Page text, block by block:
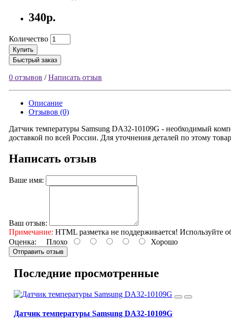
340р.
Количество
Купить
Быстрый заказ
0 отзывов /Написать отзыв
Описание
Отзывов (0)
Датчик температуры Samsung DA32-10109G - необходимый
доставкой по всей России. Для уточнения деталей по этому
Написать отзыв
Ваше имя:
Ваш отзыв:
Примечание: HTML разметка не поддерживается! Используйте
Оценка: Плохо Хорошо
Отправить отзыв
Последние просмотренные
Датчик температуры Samsung DA32-10109G